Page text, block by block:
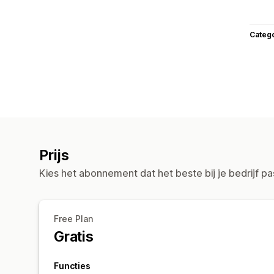
Prijs
Kies het abonnement dat het beste bij je bedrijf
Free Plan
Gratis
Functies